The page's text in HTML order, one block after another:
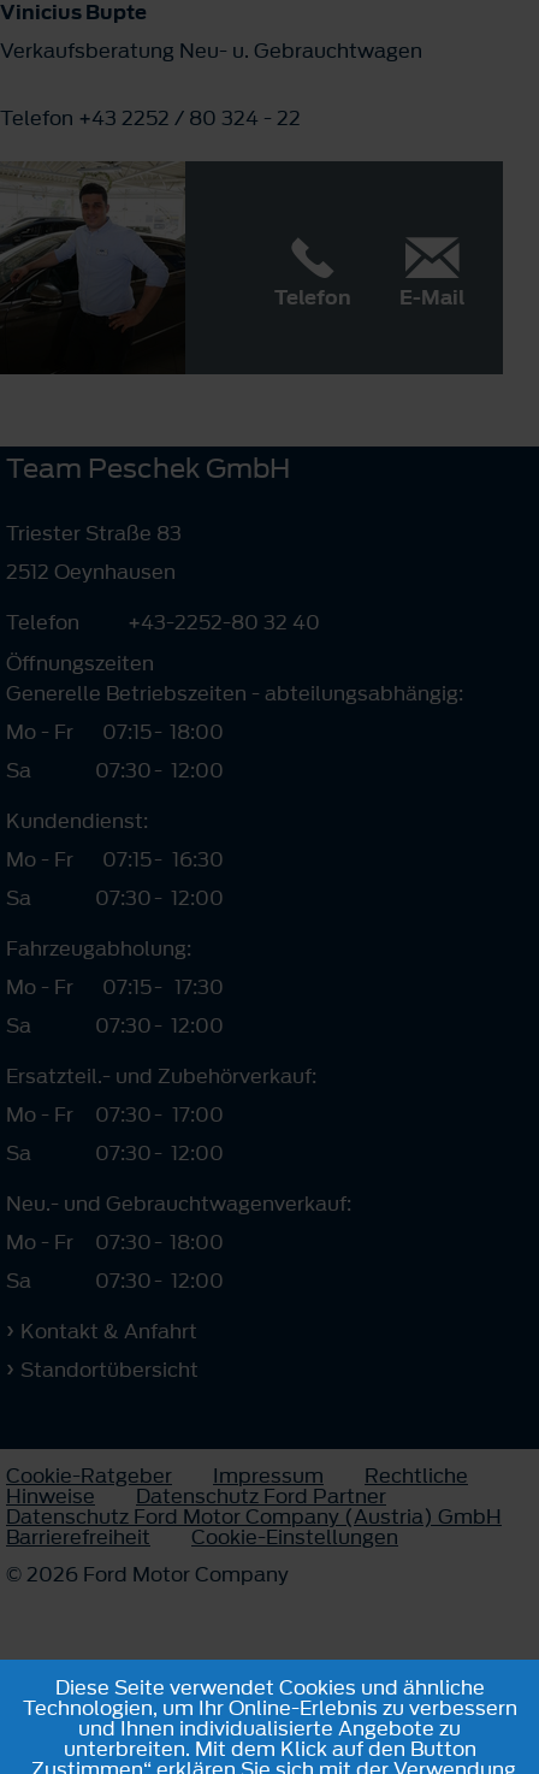
Vinicius Bupte
Verkaufsberatung Neu- u. Gebrauchtwagen
Telefon +43 2252 / 80 324 - 22
Telefon E-Mail
Team Peschek GmbH
Triester Straße 83
2512 Oeynhausen
Telefon
+43-2252-80 32 40
Öffnungszeiten
Generelle Betriebszeiten - abteilungsabhängig:
Mo - Fr
07:15- 18:00
Sa
07:30- 12:00
Kundendienst:
Mo - Fr
07:15- 16:30
Sa
07:30- 12:00
Fahrzeugabholung:
Mo - Fr
07:15- 17:30
Sa
07:30- 12:00
Ersatzteil.- und Zubehörverkauf:
Mo - Fr
07:30- 17:00
Sa
07:30- 12:00
Neu.- und Gebrauchtwagenverkauf:
Mo - Fr
07:30- 18:00
Sa
07:30- 12:00
Kontakt & Anfahrt
Standortübersicht
Cookie-Ratgeber Impressum Rechtliche
Hinweise Datenschutz Ford Partner
Datenschutz Ford Motor Company (Austria) GmbH
Barrierefreiheit
Cookie-Einstellungen
© 2026 Ford Motor Company
Diese Seite verwendet Cookies und ähnliche
Technologien, um Ihr Online-Erlebnis zu verbessern
und Ihnen individualisierte Angebote zu
unterbreiten. Mit dem Klick auf den Button